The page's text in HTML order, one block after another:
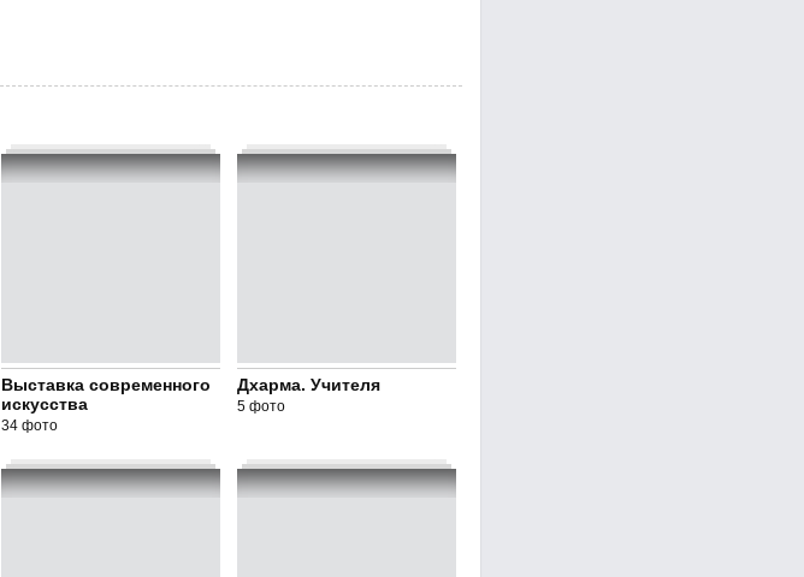
Выставка современного
искусства
34 фото
Дхарма. Учителя
5 фото